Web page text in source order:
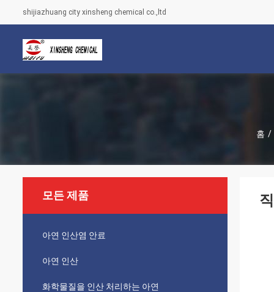
shijiazhuang city xinsheng chemical co.,ltd
홈 /
모든 제품
아연 인산염 안료
아연 인산
화학물질을 인산 처리하는 아연